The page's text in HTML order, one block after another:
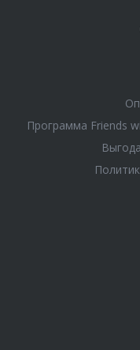
Программа Friends